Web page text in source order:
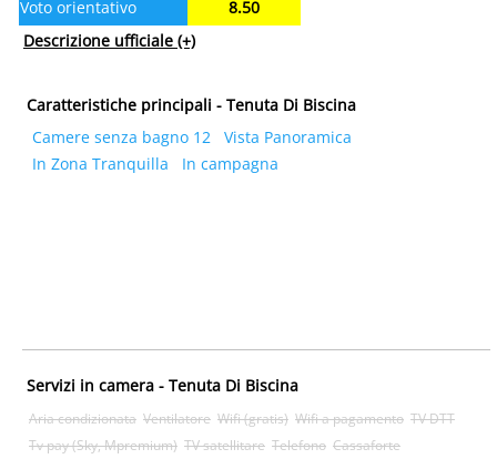
Voto orientativo
8.50
Descrizione ufficiale (+)
Caratteristiche principali - Tenuta Di Biscina
Camere senza bagno 12
Vista Panoramica
In Zona Tranquilla
In campagna
Servizi in camera - Tenuta Di Biscina
Aria condizionata Ventilatore Wifi (gratis) Wifi a pagamento TV DTT
Tv pay (Sky, Mpremium) TV satellitare Telefono Cassaforte